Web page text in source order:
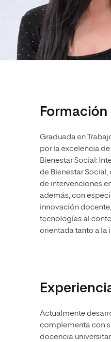
Diseño
Ciencias de la
Ciencias
Humanidades
Ingeniería y
Diseño
Ciencias de la
Ciencias
Formación
Graduada en
por la excelencia
Bienestar Social:
de Bienestar
de intervenciones
además, con
innovación
tecnologías al
orientada tanto a la
Actualmente
complementa con
docencia